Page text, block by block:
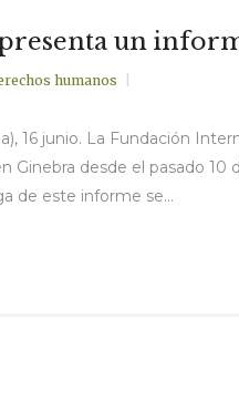
un
humanos
16 junio. La Fundación
Ginebra desde el pasado
de este informe se...